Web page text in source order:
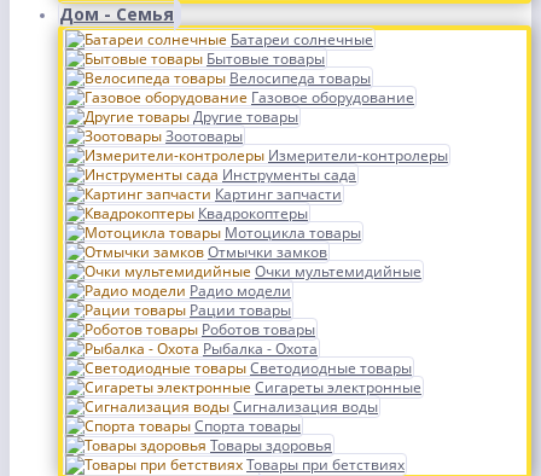
Дом - Семья
Батареи солнечные
Бытовые товары
Велосипеда товары
Газовое оборудование
Другие товары
Зоотовары
Измерители-контролеры
Инструменты сада
Картинг запчасти
Квадрокоптеры
Мотоцикла товары
Отмычки замков
Очки мультемидийные
Радио модели
Рации товары
Роботов товары
Рыбалка - Охота
Светодиодные товары
Сигареты электронные
Сигнализация воды
Спорта товары
Товары здоровья
Товары при бетствиях